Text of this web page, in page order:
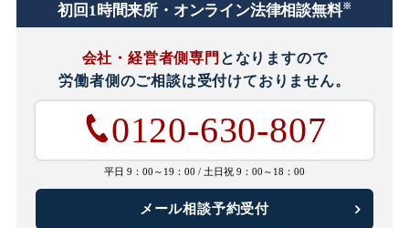
初回1時間来所・オンライン法律相談無料※
会社・経営者側専門 となりますので
労働者側のご相談は受付けておりません。
0120-630-807
平日 9：00～19：00 / 土日祝 9：00～18：00
メール相談予約受付